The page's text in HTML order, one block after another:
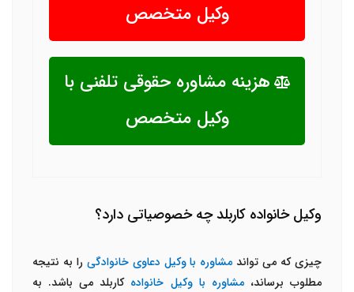
وکیل متخصص
هزینه مشاوره حقوقی تلفنی با
وکیل متخصص
وکیل خانواده کاربلد چه خصوصیاتی دارد؟
چیزی که می تواند مشاوره با وکیل دعاوی خانوادگی را به نتیجه
مطلوب برساند،مشاوره با وکیل خانواده کاربلد می باشد. به